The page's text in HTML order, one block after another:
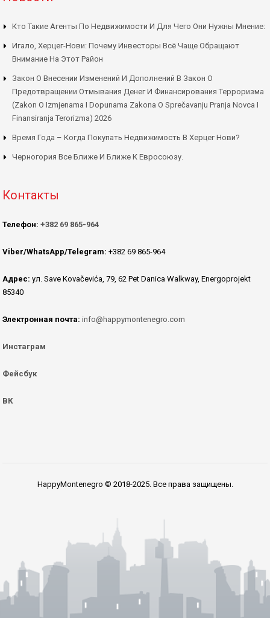
Кто Такие Агенты По Недвижимости И Для Чего Они Нужны Мнение:
Игало, Херцег-Нови: Почему Инвесторы Всё Чаще Обращают
Внимание На Этот Район
Закон О Внесении Изменений И Дополнений В Закон О
Предотвращении Отмывания Денег И Финансирования Терроризма
(Zakon O Izmjenama I Dopunama Zakona O Sprečavanju Pranja Novca I
Finansiranja Terorizma) 2026
Время Года – Когда Покупать Недвижимость В Херцег Нови?
Черногория Все Ближе И Ближе К Евросоюзу.
Контакты
Телефон: +382 69 865-964
Viber/WhatsApp/Telegram: +382 69 865-964
Адрес: ул. Save Kovačevića, 79, 62 Pet Danica Walkway, Energoprojekt
85340
Электронная почта: info@happymontenegro.com
Инстаграм
Фейсбук
ВК
HappyMontenegro © 2018-2025. Все права защищены.